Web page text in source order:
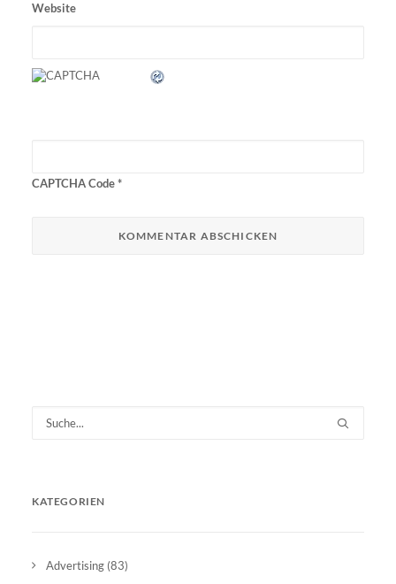
Website
CAPTCHA Code*
KATEGORIEN
Advertising (83)